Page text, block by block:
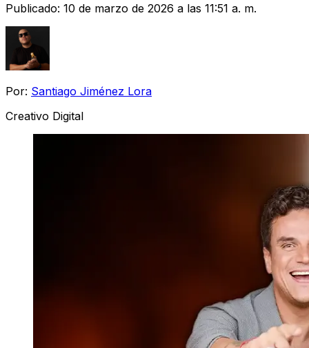
Publicado: 10 de marzo de 2026 a las 11:51 a. m.
Por: Santiago Jiménez Lora
Creativo Digital